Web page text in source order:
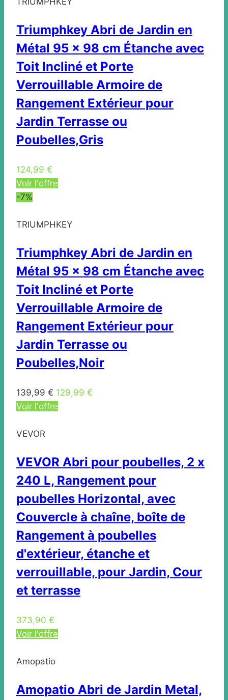
Triumphkey Abri de Jardin en
Métal 95 x 98 cm Étanche avec
Toit Incliné et Porte
Verrouillable Armoire de
Rangement Extérieur pour
Jardin Terrasse ou
Poubelles,Gris
124,99 €
Voir l'offre
-7%
TRIUMPHKEY
Triumphkey Abri de Jardin en
Métal 95 x 98 cm Étanche avec
Toit Incliné et Porte
Verrouillable Armoire de
Rangement Extérieur pour
Jardin Terrasse ou
Poubelles,Noir
139,99 € 129,99 €
Voir l'offre
VEVOR
VEVOR Abri pour poubelles, 2 x
240 L, Rangement pour
poubelles Horizontal, avec
Couvercle à chaîne, boîte de
Rangement à poubelles
d'extérieur, étanche et
verrouillable, pour Jardin, Cour
et terrasse
373,90 €
Voir l'offre
Amopatio
Amopatio Abri de Jardin Metal,